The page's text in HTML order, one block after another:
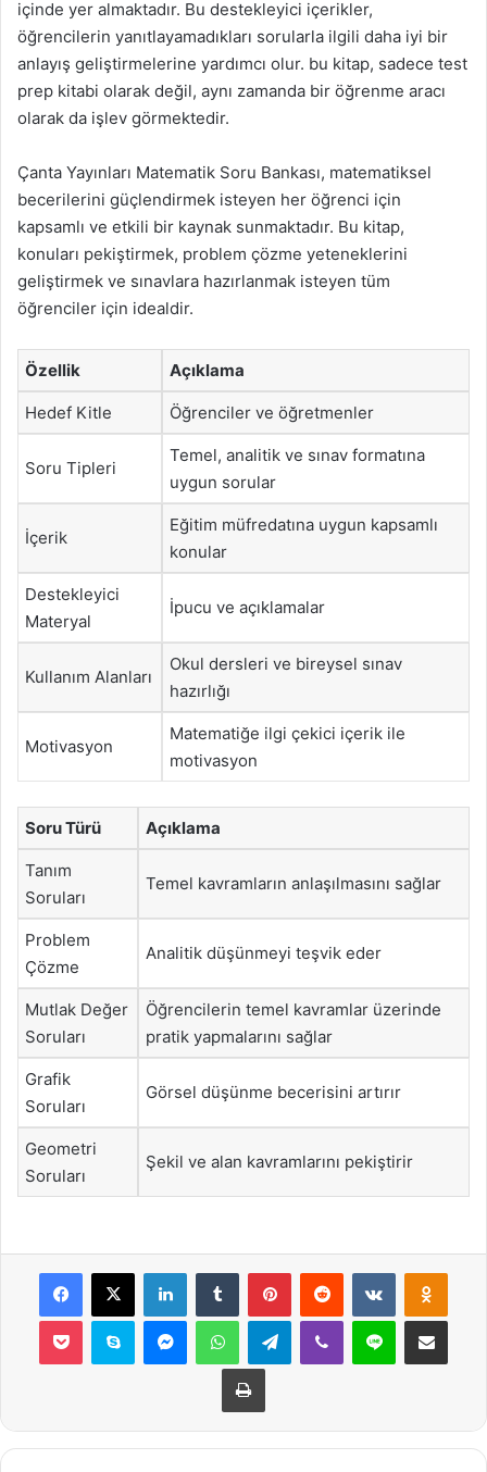
içinde yer almaktadır. Bu destekleyici içerikler,
öğrencilerin yanıtlayamadıkları sorularla ilgili daha iyi bir
anlayış geliştirmelerine yardımcı olur. bu kitap, sadece test
prep kitabi olarak değil, aynı zamanda bir öğrenme aracı
olarak da işlev görmektedir.
Çanta Yayınları Matematik Soru Bankası, matematiksel
becerilerini güçlendirmek isteyen her öğrenci için
kapsamlı ve etkili bir kaynak sunmaktadır. Bu kitap,
konuları pekiştirmek, problem çözme yeteneklerini
geliştirmek ve sınavlara hazırlanmak isteyen tüm
öğrenciler için idealdir.
Özellik Açıklama
Hedef Kitle Öğrenciler ve öğretmenler
Soru Tipleri
Temel, analitik ve sınav formatına
uygun sorular
İçerik
Eğitim müfredatına uygun kapsamlı
konular
Destekleyici
Materyal
İpucu ve açıklamalar
Kullanım Alanları
Okul dersleri ve bireysel sınav
hazırlığı
Motivasyon
Matematiğe ilgi çekici içerik ile
motivasyon
Soru Türü Açıklama
Tanım
Soruları
Temel kavramların anlaşılmasını sağlar
Problem
Çözme
Analitik düşünmeyi teşvik eder
Mutlak Değer
Soruları
Öğrencilerin temel kavramlar üzerinde
pratik yapmalarını sağlar
Grafik
Soruları
Görsel düşünme becerisini artırır
Geometri
Soruları
Şekil ve alan kavramlarını pekiştirir
Facebook
X LinkedInTumblr PinterestReddit VKontakte
Pocket Skype MessengerWhatsAppTelegramViber Line E-Posta ile
Yazdır